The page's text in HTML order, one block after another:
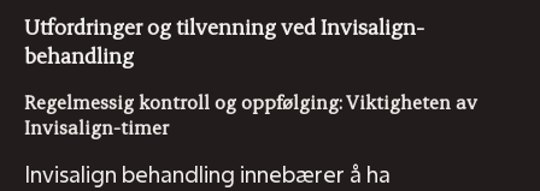
Utfordringer og tilvenning ved Invisalign-
behandling
Regelmessig kontroll og oppfølging: Viktigheten av
Invisalign-timer
Invisalign behandling innebærer å ha